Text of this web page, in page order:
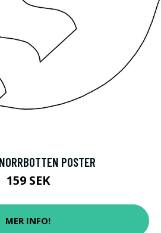
POSTER
159 SEK
MER INFO!